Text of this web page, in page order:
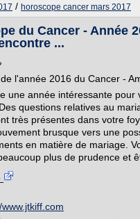
/ horoscope cancer mars 2017
du Cancer - Année
...
l'année 2016 du Cancer -
une année intéressante pour
questions relatives au
très présentes dans votre
brusque vers une
en matière de mariage.
plus de prudence et